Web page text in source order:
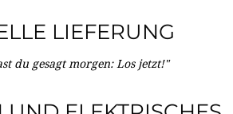
LIEFERUNG
du gesagt morgen: Los jetzt!"